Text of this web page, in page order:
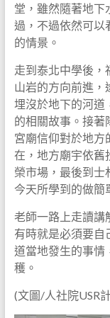
堂，雖然隨著地下
過，不過依然可以
的情景。
走到泰北中學後，
山岩的方向前進，
埋沒於地下的河道
的相關故事。接著
宮廟信仰對於地方
在，地方廟宇依舊
榮市場，最後到士
今天所學到的做簡
老師一路上走讀講
有時就是必須要自
道當地發生的事情
穫。
(文圖/人社院USR